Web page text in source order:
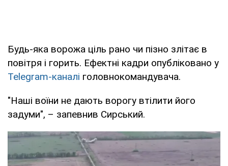
Будь-яка ворожа ціль рано чи пізно злітає в
повітря і горить. Ефектні кадри опубліковано у
Telegram-каналі головнокомандувача.
"Наші воїни не дають ворогу втілити його
задуми", – запевнив Сирський.